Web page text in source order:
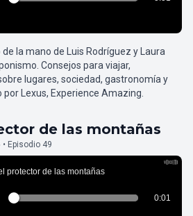
la mano de Luis Rodríguez y Laura
Consejos para viajar,
lugares, sociedad, gastronomía y
Lexus, Experience Amazing.
de las montañas
Episodio 49